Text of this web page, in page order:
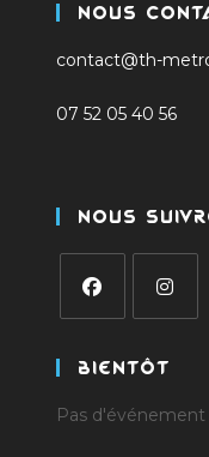
Nous
contact@th-
07 52 05 40 56
Nous
dans
nouvel
dans
nouvel
Bientôt
Pas